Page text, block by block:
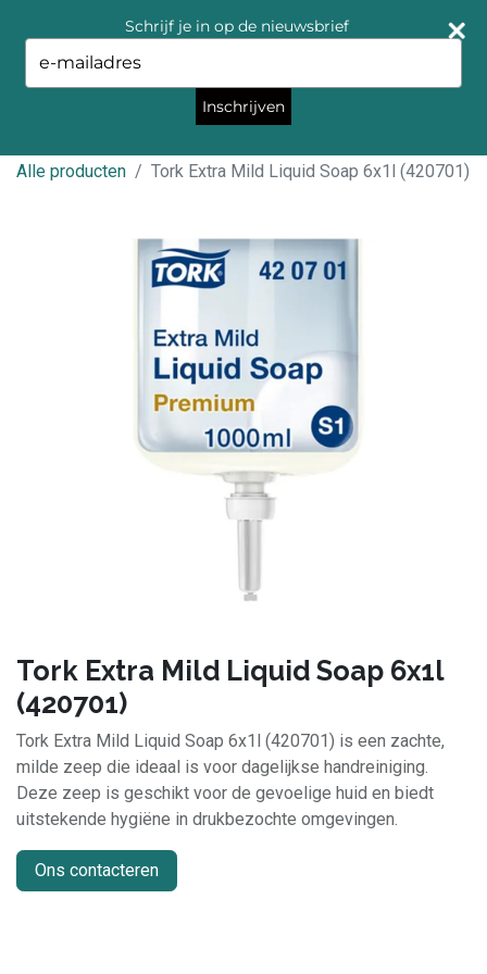
Alle producten Tork Extra Mild Liquid Soap 6x1l (420701)
Tork Extra Mild Liquid Soap 6x1l
(420701)
Tork Extra Mild Liquid Soap 6x1l (420701) is een zachte,
milde zeep die ideaal is voor dagelijkse handreiniging.
Deze zeep is geschikt voor de gevoelige huid en biedt
uitstekende hygiëne in drukbezochte omgevingen.
Ons contacteren
Schrijf je in op de nieuwsbrief
your
email
Inschrijven